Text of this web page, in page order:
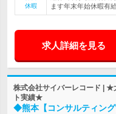
休暇
ます年末年始休暇有
求人詳細を見る
株式会社サイバーレコード | ★
ト実績★
◆熊本【コンサルティン